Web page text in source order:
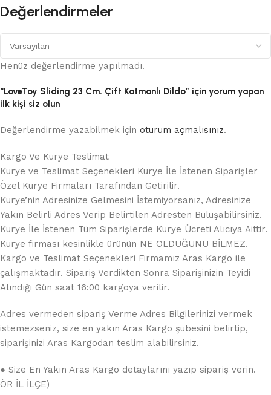
Değerlendirmeler
Henüz değerlendirme yapılmadı.
“LoveToy Sliding 23 Cm. Çift Katmanlı Dildo” için yorum yapan
ilk kişi siz olun
Değerlendirme yazabilmek için oturum açmalısınız.
Kargo Ve Kurye Teslimat
Kurye ve Teslimat Seçenekleri Kurye İle İstenen Siparişler
Özel Kurye Firmaları Tarafından Getirilir.
Kurye’nin Adresinize Gelmesini İstemiyorsanız, Adresinize
Yakın Belirli Adres Verip Belirtilen Adresten Buluşabilirsiniz.
Kurye İle İstenen Tüm Siparişlerde Kurye Ücreti Alıcıya Aittir.
Kurye firması kesinlikle ürünün NE OLDUĞUNU BİLMEZ.
Kargo ve Teslimat Seçenekleri Firmamız Aras Kargo ile
çalışmaktadır. Sipariş Verdikten Sonra Siparişinizin Teyidi
Alındığı Gün saat 16:00 kargoya verilir.
Adres vermeden sipariş Verme Adres Bilgilerinizi vermek
istemezseniz, size en yakın Aras Kargo şubesini belirtip,
siparişinizi Aras Kargodan teslim alabilirsiniz.
● Size En Yakın Aras Kargo detaylarını yazıp sipariş verin.
ÖR İL İLÇE)